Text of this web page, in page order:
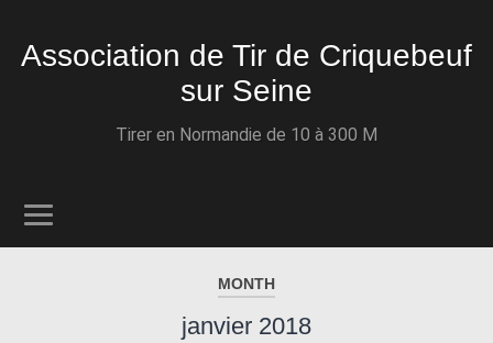
Association de Tir de Criquebeuf
sur Seine
Tirer en Normandie de 10 à 300 M
MONTH
janvier 2018